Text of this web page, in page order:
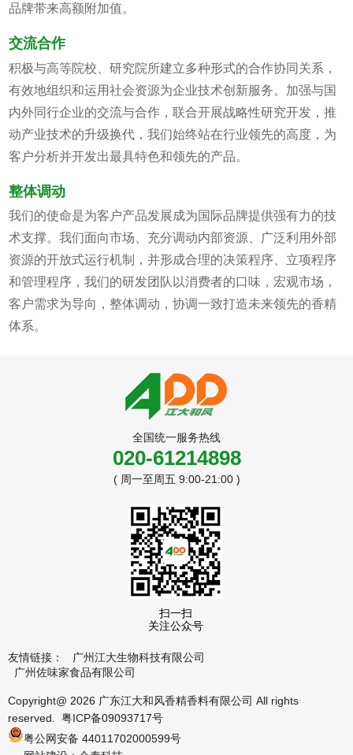
品牌带来高额附加值。
交流合作
积极与高等院校、研究院所建立多种形式的合作协同关系，
有效地组织和运用社会资源为企业技术创新服务。加强与国
内外同行企业的交流与合作，联合开展战略性研究开发，推
动产业技术的升级换代，我们始终站在行业领先的高度，为
客户分析并开发出最具特色和领先的产品。
整体调动
我们的使命是为客户产品发展成为国际品牌提供强有力的技
术支撑。我们面向市场、充分调动内部资源、广泛利用外部
资源的开放式运行机制，并形成合理的决策程序、立项程序
和管理程序，我们的研发团队以消费者的口味，宏观市场，
客户需求为导向，整体调动，协调一致打造未来领先的香精
体系。
全国统一服务热线
020-61214898
( 周一至周五 9:00-21:00 )
扫一扫
关注公众号
友情链接：
广州江大生物科技有限公司
广州佐味家食品有限公司
Copyright@ 2026 广东江大和风香精香料有限公司 All rights
reserved. 粤ICP备09093717号
粤公网安备 44011702000599号